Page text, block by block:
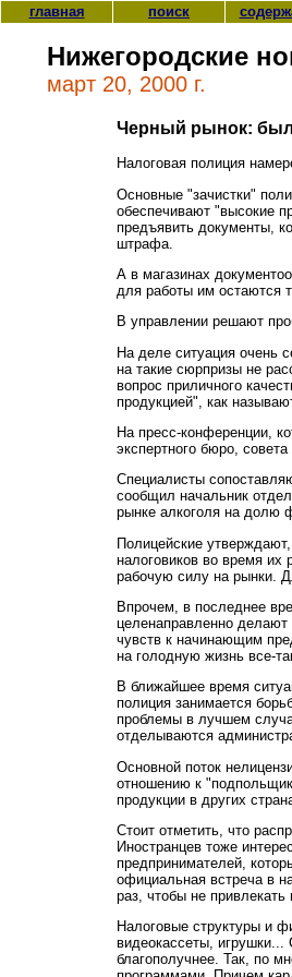
главная поиск
Нижегородские
март 20, 2000 г.
Черный рынок:
Налоговая полиция
Основные "зачистки"
обеспечивают "высокие
предъявить документы,
штрафа.
А в магазинах
для работы им остаются
В управлении решают
На деле ситуация очень
на такие сюрпризы не
вопрос приличного
продукцией", как
На пресс-конференции,
экспертного бюро,
Специалисты
сообщил начальник
рынке алкоголя на долю
Полицейские
налоговиков во время их
рабочую силу на рынки.
Впрочем, в последнее
целенаправленно делают
чувств к начинающим
на голодную жизнь все-
В ближайшее время
полиция занимается
проблемы в лучшем
отделываются
Основной поток
отношению к
продукции в других
Стоит отметить, что
Иностранцев тоже
предпринимателей,
официальная встреча в
раз, чтобы не
Налоговые структуры и
видеокассеты,
благополучнее. Так, по